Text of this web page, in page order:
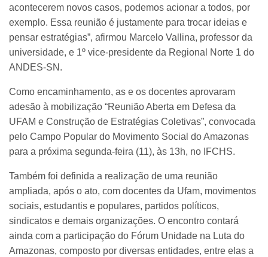
acontecerem novos casos, podemos acionar a todos, por
exemplo. Essa reunião é justamente para trocar ideias e
pensar estratégias”, afirmou Marcelo Vallina, professor da
universidade, e 1º vice-presidente da Regional Norte 1 do
ANDES-SN.
Como encaminhamento, as e os docentes aprovaram
adesão à mobilização “Reunião Aberta em Defesa da
UFAM e Construção de Estratégias Coletivas”, convocada
pelo Campo Popular do Movimento Social do Amazonas
para a próxima segunda-feira (11), às 13h, no IFCHS.
Também foi definida a realização de uma reunião
ampliada, após o ato, com docentes da Ufam, movimentos
sociais, estudantis e populares, partidos políticos,
sindicatos e demais organizações. O encontro contará
ainda com a participação do Fórum Unidade na Luta do
Amazonas, composto por diversas entidades, entre elas a